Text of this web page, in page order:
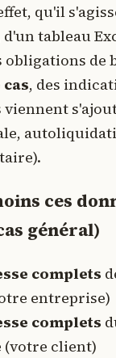
qu'il
tableau
de
, des
ces
général)
complets
entreprise)
complets
(votre client)